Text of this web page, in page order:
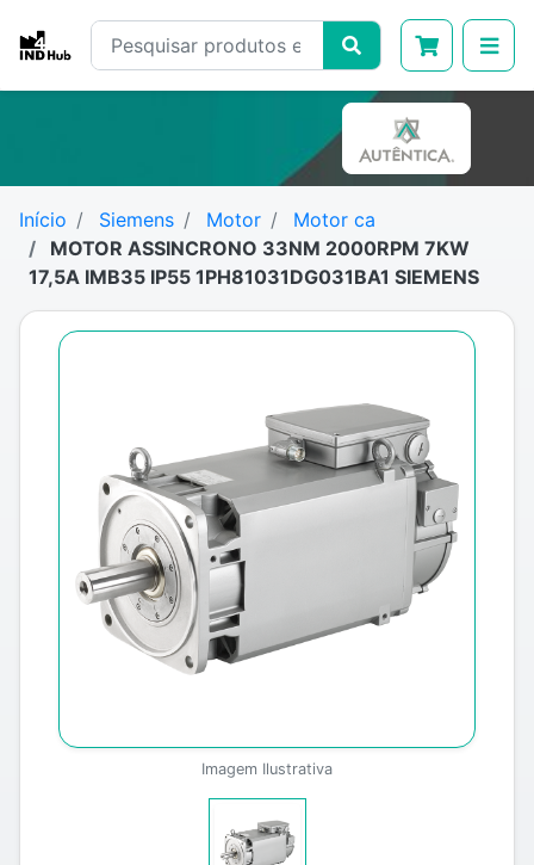
Início Siemens Motor
Motor ca
MOTOR ASSINCRONO 33NM 2000RPM 7KW
17,5A IMB35 IP55 1PH81031DG031BA1 SIEMENS
Imagem Ilustrativa